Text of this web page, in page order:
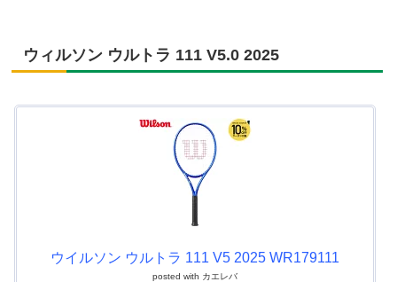
ウィルソン ウルトラ 111 V5.0 2025
ウイルソン ウルトラ 111 V5 2025 WR179111
posted with カエレバ